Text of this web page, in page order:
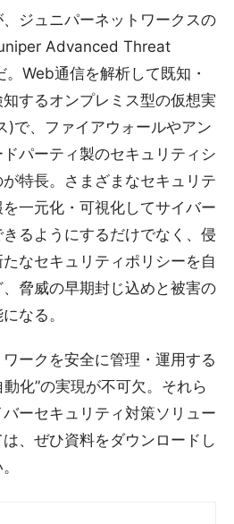
ジュニパーネットワークスの
Advanced Threat
Web通信を解析して既知・
するオンプレミス型の仮想実
)で、ファイアウォールやアン
パーティ製のセキュリティシ
特長。さまざまなセキュリテ
一元化・可視化してサイバー
るようにするだけでなく、侵
なセキュリティポリシーを自
脅威の早期封じ込めと被害の
なる。
ークを安全に管理・運用する
動化”の実現が不可欠。それら
ーセキュリティ対策ソリュー
、ぜひ資料をダウンロードし